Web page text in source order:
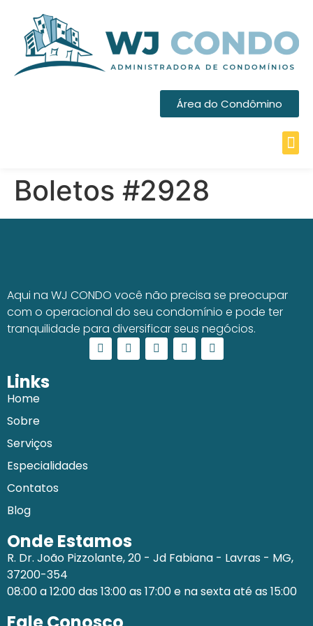
Área do Condômino
Boletos #2928
Aqui na WJ CONDO você não precisa se preocupar
com o operacional do seu condomínio e pode ter
tranquilidade para diversificar seus negócios.
Links
Home
Sobre
Serviços
Especialidades
Contatos
Blog
Onde Estamos
R. Dr. João Pizzolante, 20 - Jd Fabiana - Lavras - MG,
37200-354
08:00 a 12:00 das 13:00 as 17:00 e na sexta até as 15:00